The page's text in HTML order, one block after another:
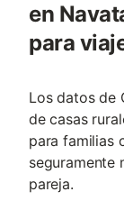
en
para
Los datos de
de casas
para familias
seguramente
pareja.